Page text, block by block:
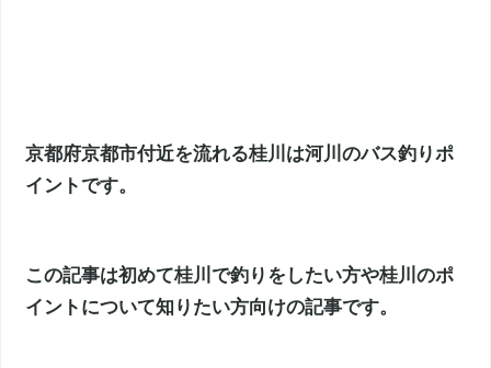
京都府京都市付近を流れる桂川は河川のバス釣りポ
イントです。
この記事は初めて桂川で釣りをしたい方や桂川のポ
イントについて知りたい方向けの記事です。